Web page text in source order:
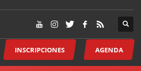
INSCRIPCIONES AGENDA